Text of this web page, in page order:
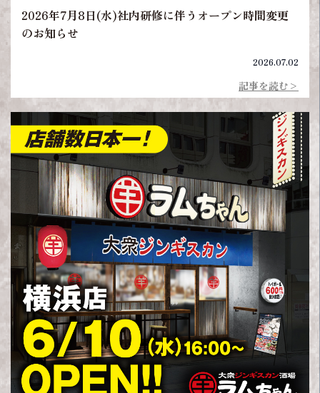
2026年7月8日(水)社内研修に伴うオープン時間変更
のお知らせ
2026.07.02
記事を読む>